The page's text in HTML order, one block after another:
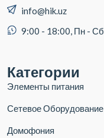
info@hik.uz
9:00 - 18:00, Пн - Сб
Категории
Элементы питания
Сетевое Оборудование
Домофония